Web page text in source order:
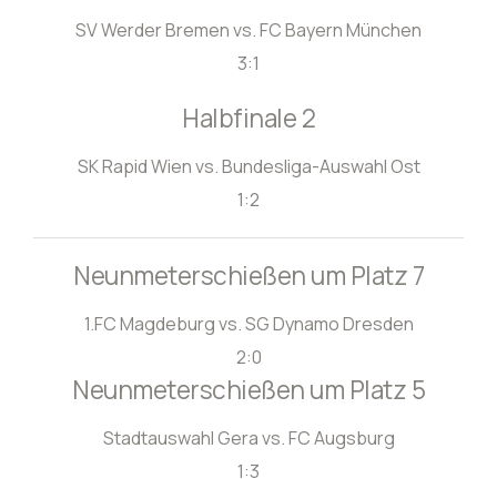
SV Werder Bremen vs. FC Bayern München
3:1
Halbfinale 2
SK Rapid Wien vs. Bundesliga-Auswahl Ost
1:2
Neunmeterschießen um Platz 7
1.FC Magdeburg vs. SG Dynamo Dresden
2:0
Neunmeterschießen um Platz 5
Stadtauswahl Gera vs. FC Augsburg
1:3